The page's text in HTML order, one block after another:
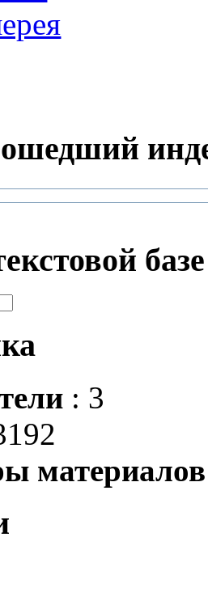
базе
: 3
материалов